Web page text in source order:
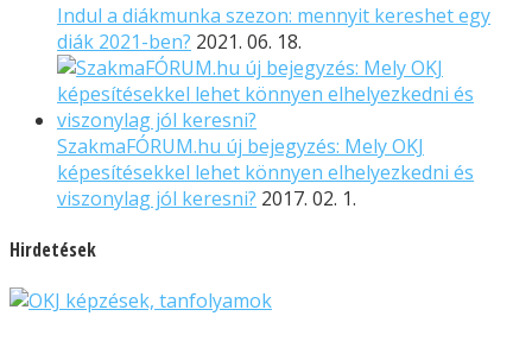
Indul a diákmunka szezon: mennyit kereshet egy
diák 2021-ben? 2021. 06. 18.
SzakmaFÓRUM.hu új bejegyzés: Mely OKJ
képesítésekkel lehet könnyen elhelyezkedni és
viszonylag jól keresni? 2017. 02. 1.
Hirdetések